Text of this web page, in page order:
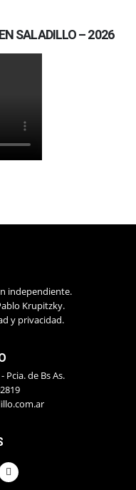
SALADILLO – 2026
independiente.
Krupitzky.
y privacidad.
Pcia. de Bs As.